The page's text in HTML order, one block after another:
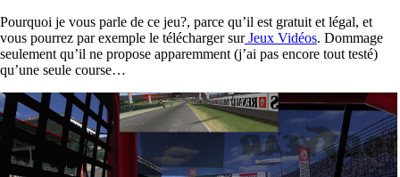
Pourquoi je vous parle de ce jeu?, parce qu’il est gratuit et légal, et
vous pourrez par exemple le télécharger surJeux Vidéos. Dommage
seulement qu’il ne propose apparemment (j’ai pas encore tout testé)
qu’une seule course…